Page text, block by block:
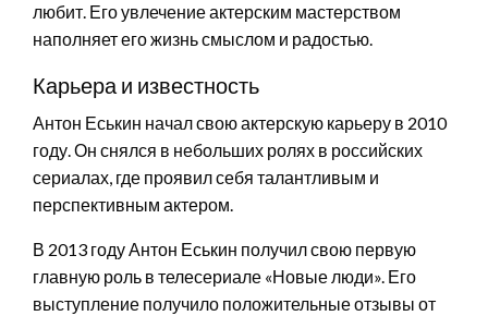
любит. Его увлечение актерским мастерством
наполняет его жизнь смыслом и радостью.
Карьера и известность
Антон Еськин начал свою актерскую карьеру в 2010
году. Он снялся в небольших ролях в российских
сериалах, где проявил себя талантливым и
перспективным актером.
В 2013 году Антон Еськин получил свою первую
главную роль в телесериале «Новые люди». Его
выступление получило положительные отзывы от